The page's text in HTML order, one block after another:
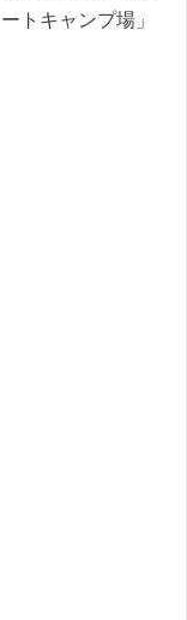
トキャンプ場」